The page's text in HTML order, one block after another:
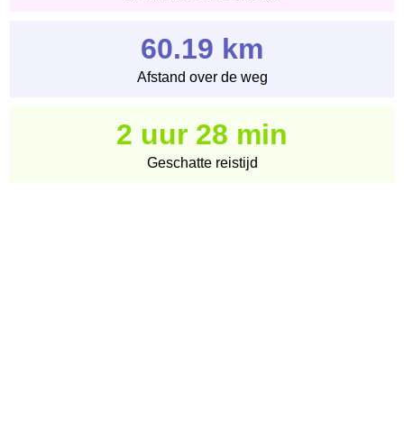
60.19 km
Afstand over de weg
2 uur 28 min
Geschatte reistijd